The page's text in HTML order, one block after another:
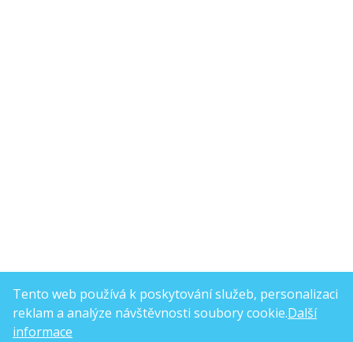
Tento web používá k poskytování služeb, personalizaci
reklam a analýze návštěvnosti soubory cookie.Další
informace